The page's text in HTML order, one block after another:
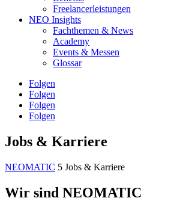
Freelancerleistungen
NEO Insights
Fachthemen & News
Academy
Events & Messen
Glossar
Folgen
Folgen
Folgen
Folgen
Jobs & Karriere
NEOMATIC 5 Jobs & Karriere
Wir sind NEOMATIC